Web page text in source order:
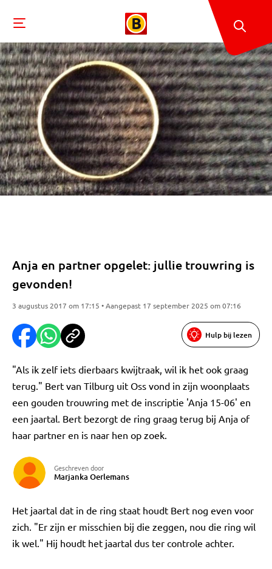
Anja en partner opgelet: jullie trouwring is
gevonden!
3 augustus 2017 om 17:15 • Aangepast 17 september 2025 om 07:16
Hulp bij lezen
"Als ik zelf iets dierbaars kwijtraak, wil ik het ook graag
terug." Bert van Tilburg uit Oss vond in zijn woonplaats
een gouden trouwring met de inscriptie 'Anja 15-06' en
een jaartal. Bert bezorgt de ring graag terug bij Anja of
haar partner en is naar hen op zoek.
Geschreven door
Marjanka Oerlemans
Het jaartal dat in de ring staat houdt Bert nog even voor
zich. "Er zijn er misschien bij die zeggen, nou die ring wil
ik wel." Hij houdt het jaartal dus ter controle achter.